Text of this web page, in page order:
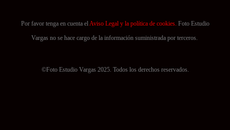
Por favor tenga en cuenta elAviso Legal y la política de cookies. Foto Estudio
Vargas no se hace cargo de la información suministrada por terceros.
©Foto Estudio Vargas 2025. Todos los derechos reservados.